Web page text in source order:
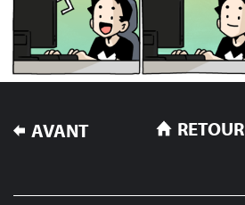
NAVIGATION
DE
AVANT RETOUR